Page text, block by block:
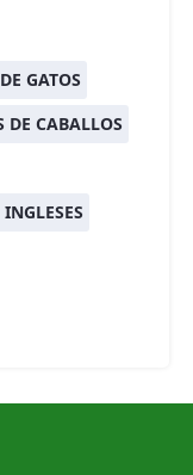
GATOS
DE CABALLOS